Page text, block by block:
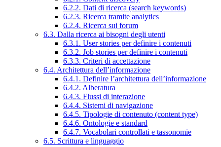
6.2.2. Dati di ricerca (search keywords)
6.2.3. Ricerca tramite analytics
6.2.4. Ricerca sui forum
6.3. Dalla ricerca ai bisogni degli utenti
6.3.1. User stories per definire i contenuti
6.3.2. Job stories per definire i contenuti
6.3.3. Criteri di accettazione
6.4. Architettura dell’informazione
6.4.1. Definire l’architettura dell’informazione
6.4.2. Alberatura
6.4.3. Flussi di interazione
6.4.4. Sistemi di navigazione
6.4.5. Tipologie di contenuto (content type)
6.4.6. Ontologie e standard
6.4.7. Vocabolari controllati e tassonomie
6.5. Scrittura e linguaggio